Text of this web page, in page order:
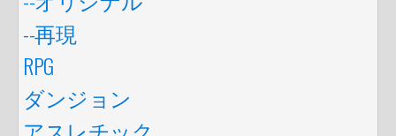
--再現
RPG
ダンジョン
アスレチック